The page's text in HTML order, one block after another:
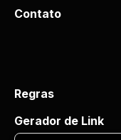
Contato
Regras
Gerador de Link